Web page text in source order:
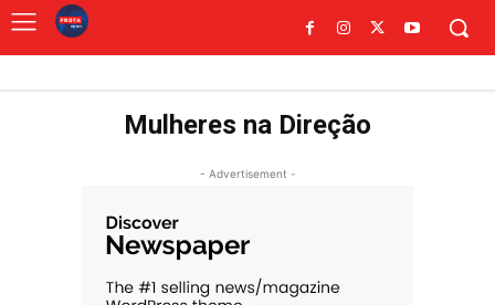
Mulheres na Direção
- Advertisement -